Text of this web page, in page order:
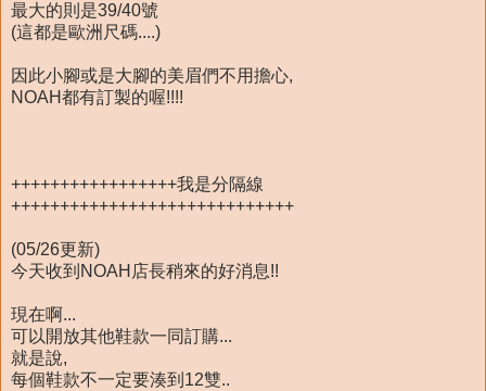
最大的則是39/40號
(這都是歐洲尺碼....)
因此小腳或是大腳的美眉們不用擔心,
NOAH都有訂製的喔!!!!
+++++++++++++++++我是分隔線
+++++++++++++++++++++++++++++
(05/26更新)
今天收到NOAH店長稍來的好消息!!
現在啊...
可以開放其他鞋款一同訂購...
就是說,
每個鞋款不一定要湊到12雙..